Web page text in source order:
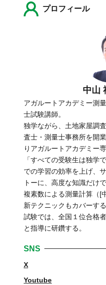
プロフィール
中山
アガルートアカデミー測
士試験講師。
独学ながら、土地家屋調
査士・測量士事務所を開
りアガルートアカデミー専
「すべての受験生は独学
での学習の効率を上げ、
トーに、高度な知識だけ
複素数による測量計算（[
新テクニックもカバーす
試験では、全国１位合格
と指導に研鑽する。
SNS
X
Youtube